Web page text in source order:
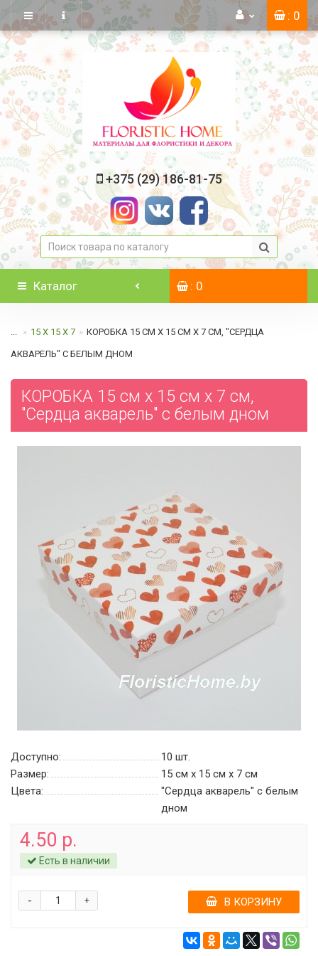
: 0
+375 (29) 186-81-75
Каталог : 0
... 15 Х 15 Х 7 КОРОБКА 15 СМ Х 15 СМ Х 7 СМ, "СЕРДЦА
АКВАРЕЛЬ" C БЕЛЫМ ДНОМ
КОРОБКА 15 см х 15 см х 7 см,
"Сердца акварель" c белым дном
Доступно: 10 шт.
Размер:
15 см х 15 см х 7 см
Цвета:
"Сердца акварель" c белым
дном
4.50 р.
Есть в наличии
+
- В КОРЗИНУ